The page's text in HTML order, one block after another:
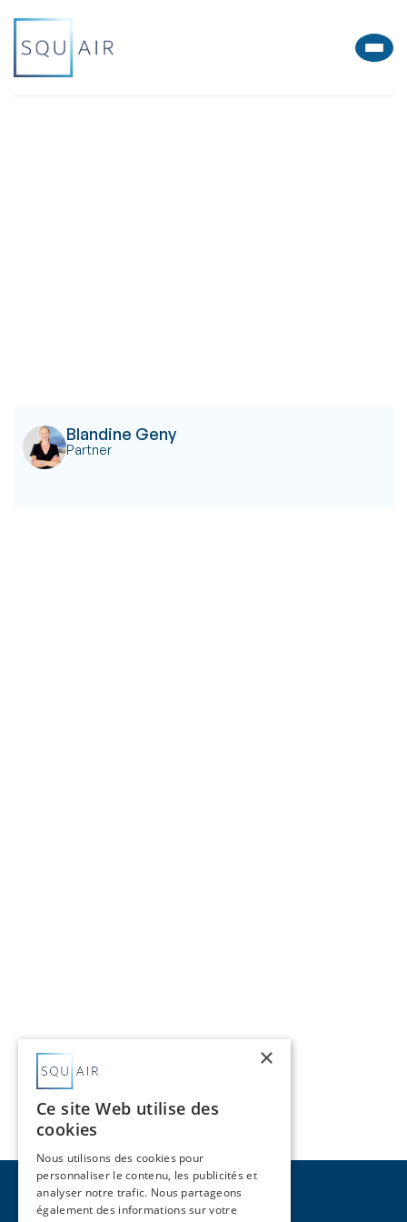
Blandine Geny
Partner
×
Ce site Web utilise des
cookies
Nous utilisons des cookies pour
personnaliser le contenu, les publicités et
analyser notre trafic. Nous partageons
également des informations sur votre